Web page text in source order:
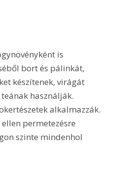
is
bort és pálinkát,
készítenek, virágát
használják.
alkalmazzák.
permetezésre
szinte mindenhol